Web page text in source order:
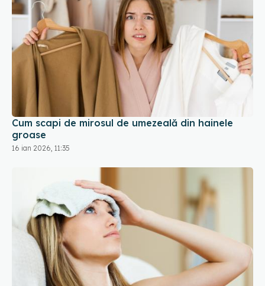
Cum scapi de mirosul de umezeală din hainele
groase
16 ian 2026, 11:35